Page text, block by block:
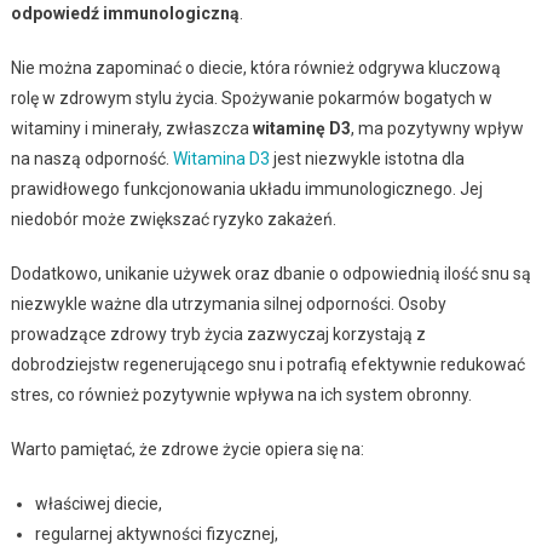
odpowiedź immunologiczną
Nie można zapominać o diecie, która również odgrywa kluczową
rolę w zdrowym stylu życia. Spożywanie pokarmów bogatych w
witaminy i minerały, zwłaszcza witaminę D3, ma pozytywny wpływ
na naszą odporność. Witamina D3 jest niezwykle istotna dla
prawidłowego funkcjonowania układu immunologicznego. Jej
niedobór może zwiększać ryzyko zakażeń.
Dodatkowo, unikanie używek oraz dbanie o odpowiednią ilość snu są
niezwykle ważne dla utrzymania silnej odporności. Osoby
prowadzące zdrowy tryb życia zazwyczaj korzystają z
dobrodziejstw regenerującego snu i potrafią efektywnie redukować
stres, co również pozytywnie wpływa na ich system obronny.
Warto pamiętać, że zdrowe życie opiera się na:
właściwej diecie,
regularnej aktywności fizycznej,